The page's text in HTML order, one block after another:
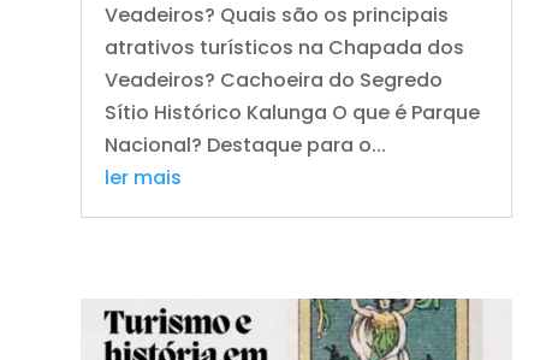
Veadeiros? Quais são os principais
atrativos turísticos na Chapada dos
Veadeiros? Cachoeira do Segredo
Sítio Histórico Kalunga O que é Parque
Nacional? Destaque para o...
ler mais